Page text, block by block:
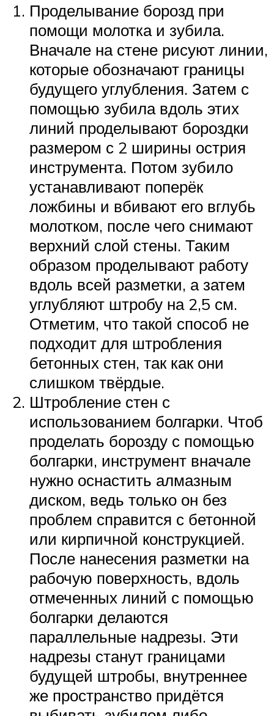
Проделывание борозд при
помощи молотка и зубила.
Вначале на стене рисуют линии,
которые обозначают границы
будущего углубления. Затем с
помощью зубила вдоль этих
линий проделывают бороздки
размером с 2 ширины острия
инструмента. Потом зубило
устанавливают поперёк
ложбины и вбивают его вглубь
молотком, после чего снимают
верхний слой стены. Таким
образом проделывают работу
вдоль всей разметки, а затем
углубляют штробу на 2,5 см.
Отметим, что такой способ не
подходит для штробления
бетонных стен, так как они
слишком твёрдые.
Штробление стен с
использованием болгарки. Чтоб
проделать борозду с помощью
болгарки, инструмент вначале
нужно оснастить алмазным
диском, ведь только он без
проблем справится с бетонной
или кирпичной конструкцией.
После нанесения разметки на
рабочую поверхность, вдоль
отмеченных линий с помощью
болгарки делаются
параллельные надрезы. Эти
надрезы станут границами
будущей штробы, внутреннее
же пространство придётся